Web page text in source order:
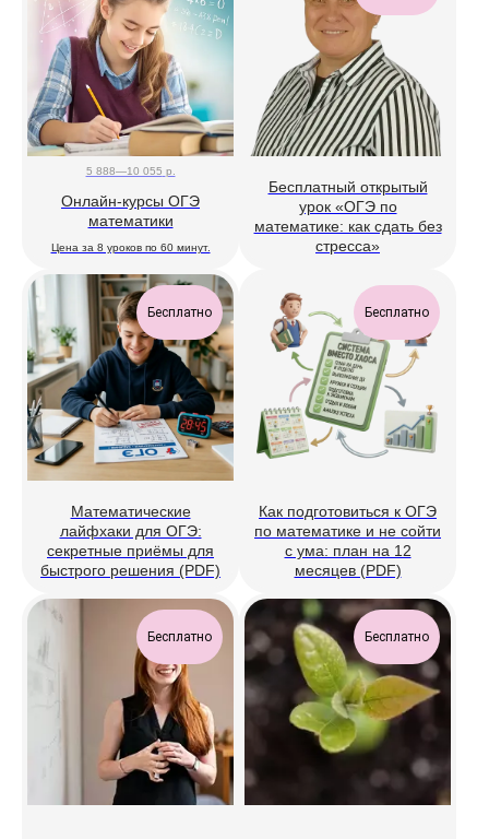
5 888—10 055 р.
Онлайн-курсы ОГЭ
математики
Цена за 8 уроков по 60 минут.
Бесплатный открытый
урок «ОГЭ по
математике: как сдать без
стресса»
Бесплатно
Математические
лайфхаки для ОГЭ:
секретные приёмы для
быстрого решения (PDF)
Бесплатно
Как подготовиться к ОГЭ
по математике и не сойти
с ума: план на 12
месяцев (PDF)
Бесплатно Бесплатно